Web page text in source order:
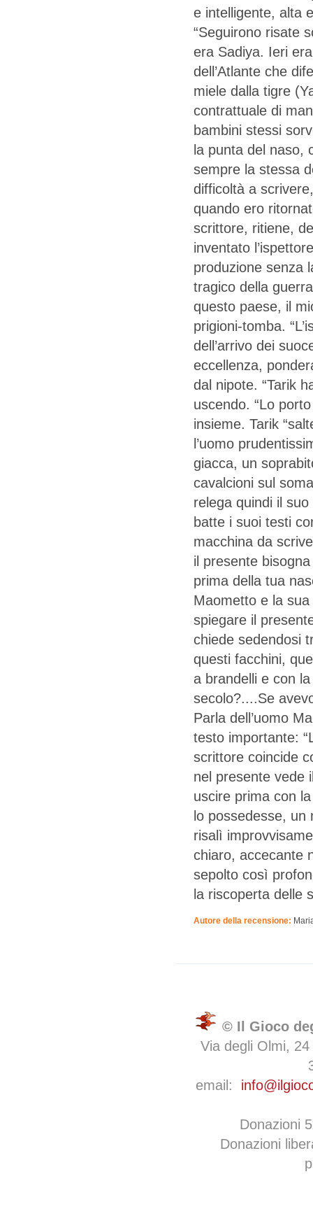
e intelligente, alta
“Seguirono risate
era Sadiya. Ieri
dell’Atlante che
miele dalla tigre
contrattuale di
bambini stessi
la punta del naso,
sempre la stessa
difficoltà a
quando ero
scrittore, ritiene,
inventato
produzione senza
tragico della
questo paese, il
prigioni-tomba.
dell’arrivo dei
eccellenza,
dal nipote. “Tarik
uscendo. “Lo
insieme. Tarik
l’uomo
giacca, un
cavalcioni sul
relega quindi il
batte i suoi testi
macchina da
il presente
prima della tua
Maometto e la
spiegare il
chiede sedendosi
questi facchini,
a brandelli e con
secolo?....Se
Parla dell’uomo
testo importante:
scrittore coincide
nel presente vede
uscire prima con
lo possedesse,
risalì
chiaro, accecante
sepolto così
la riscoperta delle
Autore della recensione:
© Il Gioco
Via degli Olmi,
email:
Donazioni
Donazioni